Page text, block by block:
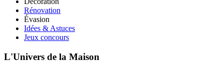
Rénovation
Évasion
Idées & Astuces
Jeux concours
L'Univers de la Maison